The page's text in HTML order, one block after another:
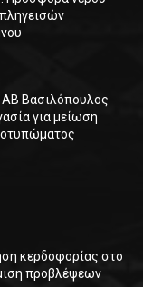
ΑΒ Βασιλόπουλος
για μείωση
κερδοφορίας στο
προβλέψεων